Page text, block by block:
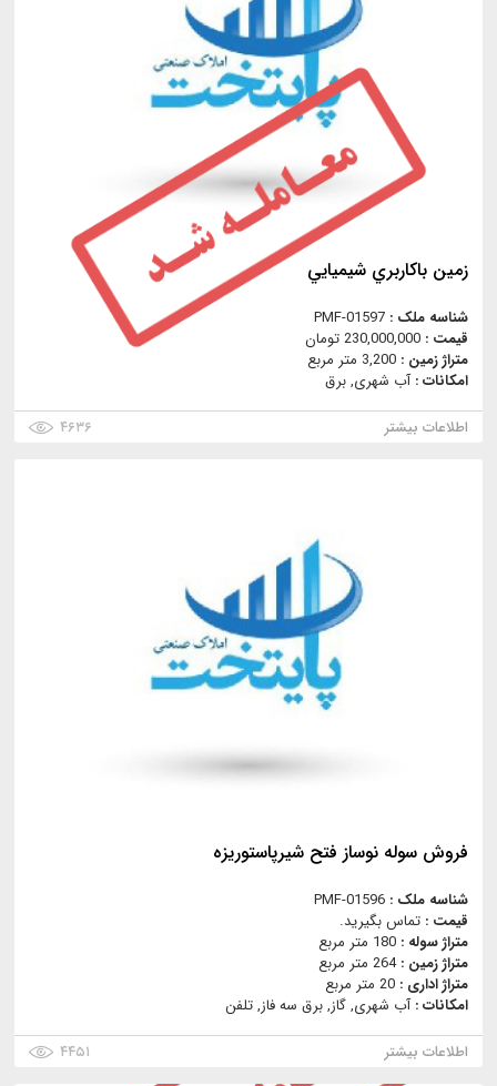
زمين باكاربري شيميايي
شناسه ملک : PMF-01597
قیمت : 230,000,000 تومان
متراژ زمین : 3,200 متر مربع
امکانات :آب شهری, برق
اطلاعات بیشتر
۴۶۳۶
فروش سوله نوساز فتح شيرپاستوريزه
شناسه ملک : PMF-01596
قیمت : تماس بگیرید.
متراژ سوله : 180 متر مربع
متراژ زمین :264 متر مربع
متراژ اداری : 20 متر مربع
امکانات :آب شهری, گاز, برق سه فاز, تلفن
اطلاعات بیشتر
۴۴۵۱